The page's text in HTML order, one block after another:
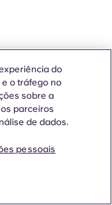
do
o tráfego no
sobre a
parceiros
de dados.
pessoais